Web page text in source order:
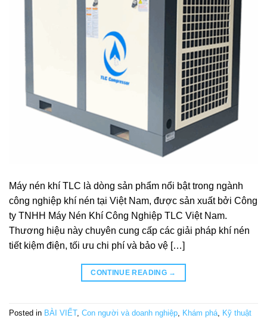
Máy nén khí TLC là dòng sản phẩm nổi bật trong ngành
công nghiệp khí nén tại Việt Nam, được sản xuất bởi Công
ty TNHH Máy Nén Khí Công Nghiệp TLC Việt Nam.
Thương hiệu này chuyên cung cấp các giải pháp khí nén
tiết kiệm điện, tối ưu chi phí và bảo vệ […]
CONTINUE READING →
Posted in BÀI VIẾT, Con người và doanh nghiệp Khám phá
Kỹ thuật